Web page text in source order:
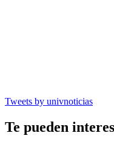
Tweets by univnoticias
Te pueden